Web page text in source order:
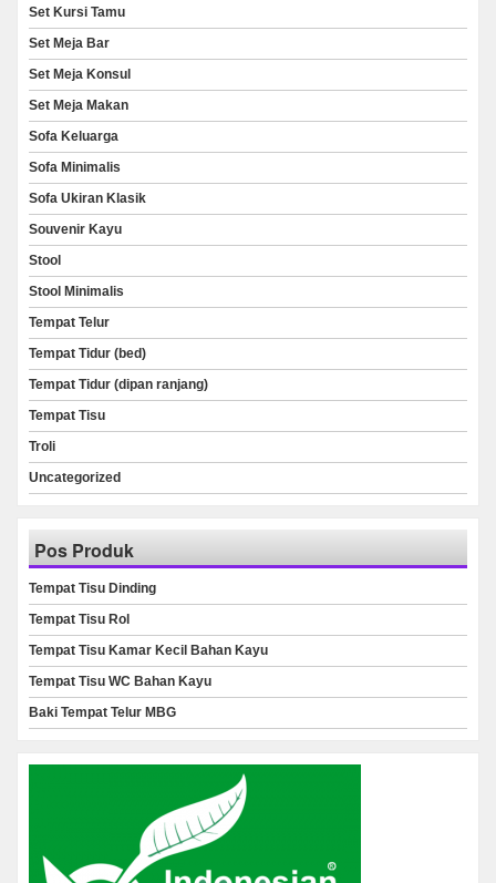
Set Kursi Tamu
Set Meja Bar
Set Meja Konsul
Set Meja Makan
Sofa Keluarga
Sofa Minimalis
Sofa Ukiran Klasik
Souvenir Kayu
Stool
Stool Minimalis
Tempat Telur
Tempat Tidur (bed)
Tempat Tidur (dipan ranjang)
Tempat Tisu
Troli
Uncategorized
Pos Produk
Tempat Tisu Dinding
Tempat Tisu Rol
Tempat Tisu Kamar Kecil Bahan Kayu
Tempat Tisu WC Bahan Kayu
Baki Tempat Telur MBG